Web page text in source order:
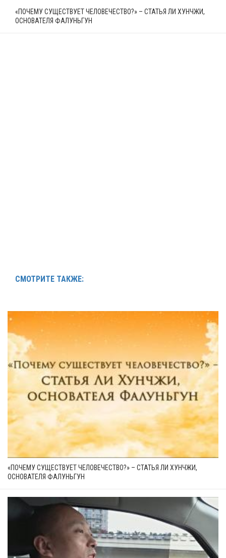
«ПОЧЕМУ СУЩЕСТВУЕТ ЧЕЛОВЕЧЕСТВО?» – СТАТЬЯ ЛИ ХУНЧЖИ,
ОСНОВАТЕЛЯ ФАЛУНЬГУН
СМОТРИТЕ ТАКЖЕ:
«ПОЧЕМУ СУЩЕСТВУЕТ ЧЕЛОВЕЧЕСТВО?» – СТАТЬЯ ЛИ ХУНЧЖИ,
ОСНОВАТЕЛЯ ФАЛУНЬГУН